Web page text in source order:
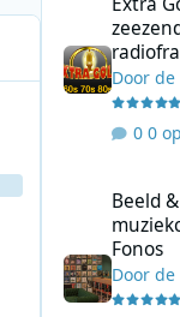
Door de
0
Beeld
Fonos
Door de